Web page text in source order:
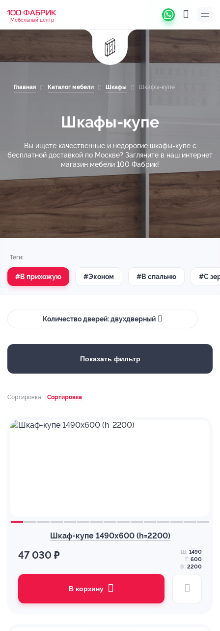
Мебельный центр
Главная Каталог мебели Шкафы Шкафы-купе
Шкафы-купе
Вы ищете качественные и недорогие шкафы-купе с
бесплатной доставкой по Москве? Загляните в наш интернет
магазин мебели 100 Фабрик!
Теги:
#В прихожую #Эконом #В спальню #С
Количество дверей: двухдверный
Показать фильтр
Сортировка: Сортировка
Шкаф-купе 1490х600 (h=2200)
47 030 ₽ Ш: 1490
Г: 600
В: 2200
В корзину